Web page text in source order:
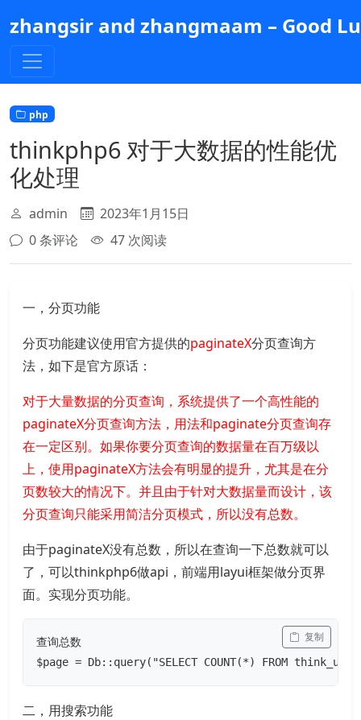
到
主
内
容
zhangsir and zhangmaam – Good
php
thinkphp6 对于大数据的性能优
化处理
admin
2023年1月15日
0 条评论
47 次阅读
一，分页功能
分页功能建议使用官方提供的paginateX分页查询方
法，如下是官方原话：
对于大量数据的分页查询，系统提供了一个高性能的
paginateX分页查询方法，用法和paginate分页查询存
在一定区别。如果你要分页查询的数据量在百万级以
上，使用paginateX方法会有明显的提升，尤其是在分
页数较大的情况下。并且由于针对大数据量而设计，该
分页查询只能采用简洁分页模式，所以没有总数。
由于paginateX没有总数，所以在查询一下总数就可以
了，可以thinkphp6做api，前端用layui框架做分页界
面。实现分页功能。
查询总数
$page = Db::query("SELECT COUNT(*) FROM
复制
二，用搜索功能